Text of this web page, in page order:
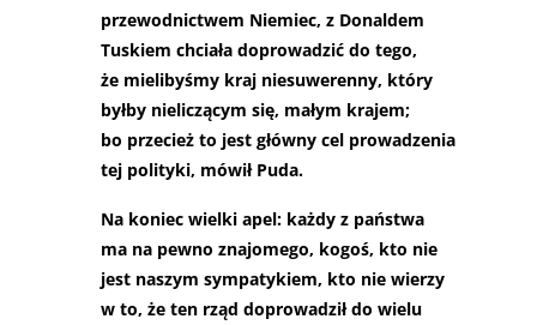
przewodnictwem Niemiec, z Donaldem
Tuskiem chciała doprowadzić do tego,
że mielibyśmy kraj niesuwerenny, który
byłby nieliczącym się, małym krajem;
bo przecież to jest główny cel prowadzenia
tej polityki, mówił Puda.
Na koniec wielki apel: każdy z państwa
ma na pewno znajomego, kogoś, kto nie
jest naszym sympatykiem, kto nie wierzy
w to, że ten rząd doprowadził do wielu